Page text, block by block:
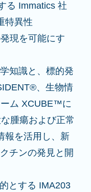
る Immatics 社
特異性
現を可能にす
知識と、標的発
、生物情
ム XCUBE™に
腫瘍および正常
報を活用し、新
チンの発見と開
とする IMA203